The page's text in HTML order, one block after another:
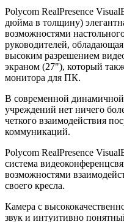
Polycom RealPresence
дюйма в толщину)
возможностями
руководителей,
высоким разрешением
экраном (27"), который
монитора для ПК.
В современной
учреждений нет ничего
четкого взаимодействия
коммуникаций.
Polycom RealPresence
система
возможностями
своего кресла.
Камера с
звук и интуитивно